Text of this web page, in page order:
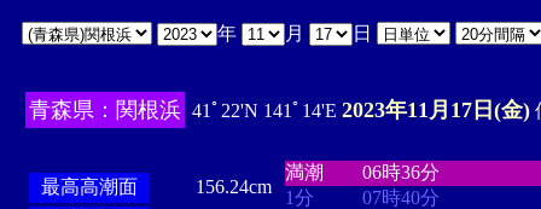
年 月 日
青森県：関根浜 41ﾟ22'N 141ﾟ14'E 2023年11月17日(金)
最高高潮面
156.24cm
満潮
06時36分
1分
07時40分